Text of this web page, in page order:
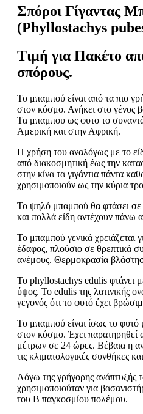
Σπόροι Γίγαντας
(Phyllostachys
Τιμή για Πακέτο
σπόρους.
Το μπαμπού είναι από τα πιο
στον κόσμο. Ανήκει στο γένος
Τα μπαμπου ως φυτο το
Αμερική και στην Αφρική.
Η χρήση του αναλόγως με το
από διακοσμητική έως την
στην κίνα τα γιγάντια πάντα
χρησιμοποιούν ως την κύρια
Το ψηλό μπαμπού θα φτάσει σε
και πολλά είδη αντέχουν πάνω
Το μπαμπού γενικά χρειάζεται
έδαφος, πλούσιο σε θρεπτικά
ανέμους. Θερμοκρασία
To phyllostachys edulis φτάνει
ύψος. Το edulis της λατινικής
γεγονός ότι το φυτό έχει
Το μπαμπού είναι ίσως το φυτό
στον κόσμο. Έχει παρατηρηθεί
μέτρων σε 24 ώρες. Βέβαια η
τις κλιματολογικές συνθήκες
Λόγω της γρήγορης ανάπτυξής
χρησιμοποιούταν για
του Β παγκοσμίου πολέμου.